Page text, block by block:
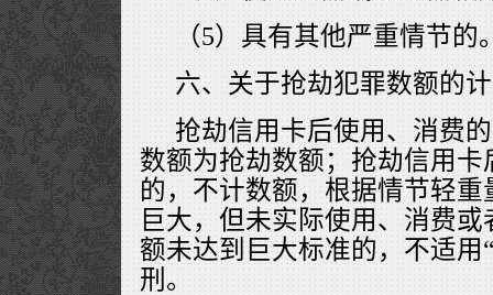
（5）具有其他严重情节的
六、关于抢劫犯罪数额的
抢劫信用卡后使用、消费
数额为抢劫数额；抢劫信用
的，不计数额，根据情节轻
巨大，但未实际使用、消费
额未达到巨大标准的，不适用
刑。